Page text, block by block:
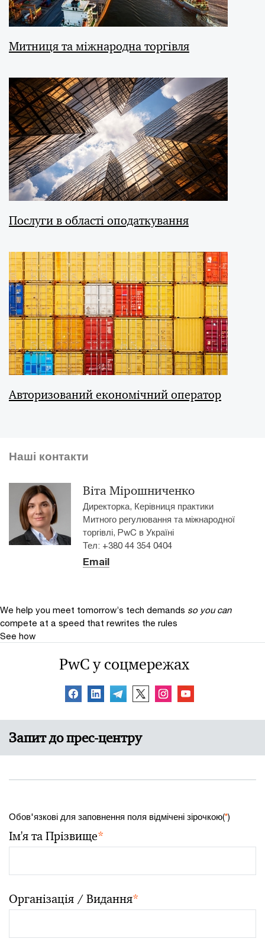
Митниця та міжнародна торгівля
Послуги в області оподаткування
Авторизований економічний оператор
Наші контакти
Віта Мірошниченко
Директорка, Керівниця практики
Митного регулювання та міжнародної
торгівлі, PwC в Україні
Тел: +380 44 354 0404
Email
We help you meet tomorrow’s tech demands so you can
compete at a speed that rewrites the rules
See how
PwC у соцмережах
Запит до прес-центру
Обов'язкові для заповнення поля відмічені зірочкою(*)
Ім'я та Прізвище*
Організація / Видання*